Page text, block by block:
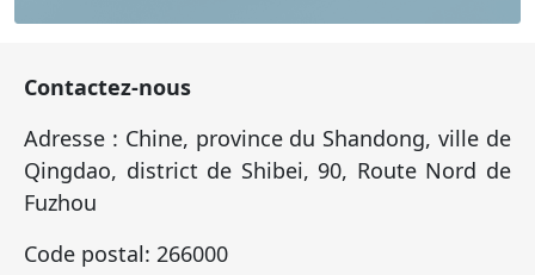
Contactez-nous
Adresse : Chine, province du Shandong, ville de
Qingdao, district de Shibei, 90, Route Nord de
Fuzhou
Code postal: 266000